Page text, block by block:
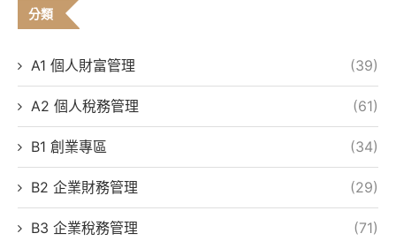
分類
A1 個人財富管理 (39)
A2 個人稅務管理 (61)
B1 創業專區 (34)
B2 企業財務管理 (29)
B3 企業稅務管理 (71)